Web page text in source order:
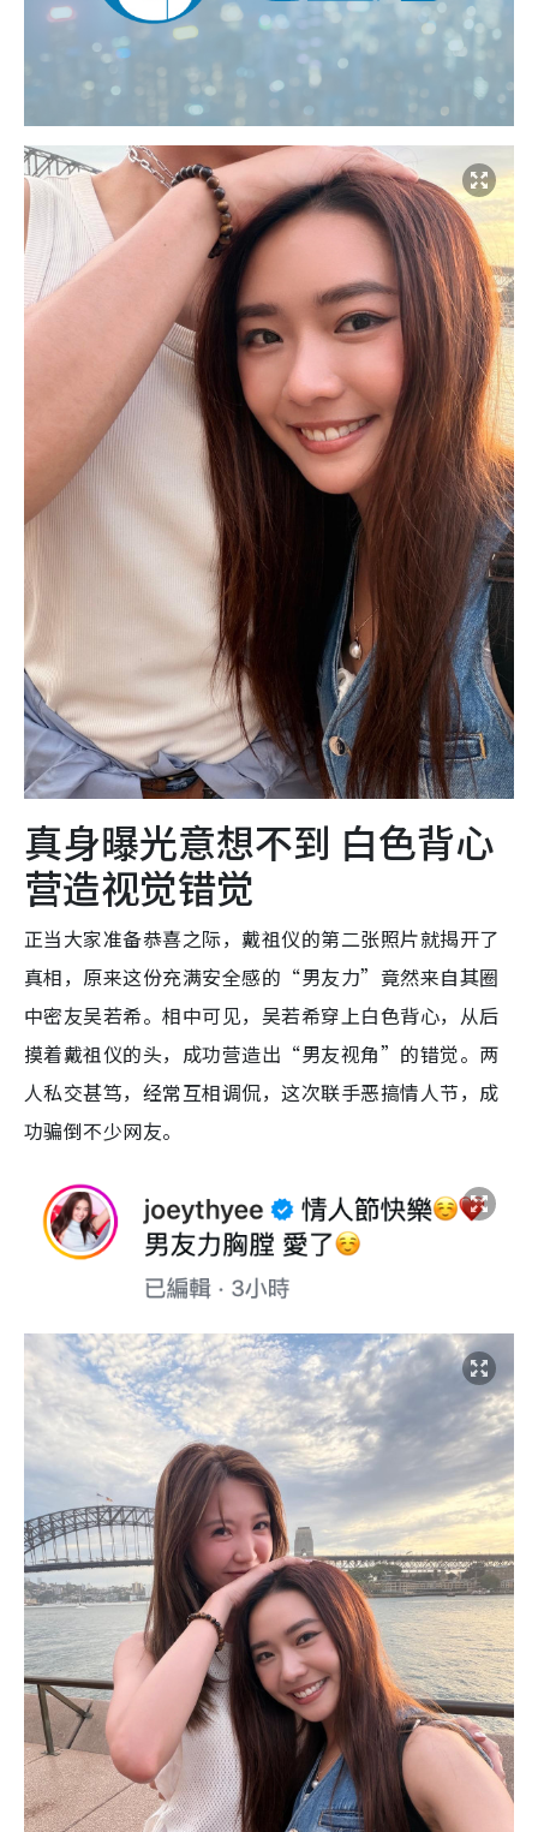
真身曝光意想不到 白色背心
营造视觉错觉
正当大家准备恭喜之际，戴祖仪的第二张照片就揭开了
真相，原来这份充满安全感的“男友力”竟然来自其圈
中密友吴若希。相中可见，吴若希穿上白色背心，从后
摸着戴祖仪的头，成功营造出“男友视角”的错觉。两
人私交甚笃，经常互相调侃，这次联手恶搞情人节，成
功骗倒不少网友。